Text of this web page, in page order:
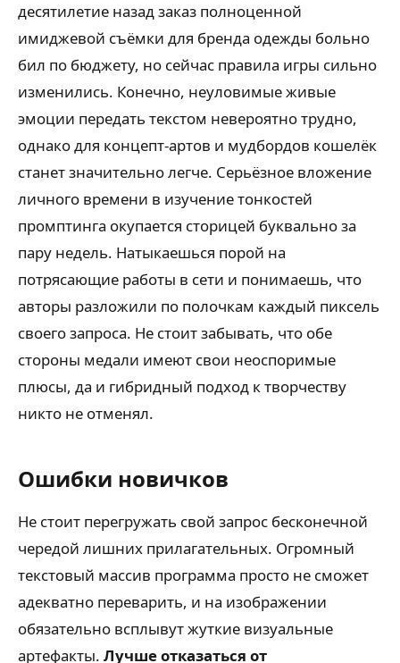
десятилетие назад заказ полноценной
имиджевой съёмки для бренда одежды больно
бил по бюджету, но сейчас правила игры сильно
изменились. Конечно, неуловимые живые
эмоции передать текстом невероятно трудно,
однако для концепт-артов и мудбордов кошелёк
станет значительно легче. Серьёзное вложение
личного времени в изучение тонкостей
промптинга окупается сторицей буквально за
пару недель. Натыкаешься порой на
потрясающие работы в сети и понимаешь, что
авторы разложили по полочкам каждый пиксель
своего запроса. Не стоит забывать, что обе
стороны медали имеют свои неоспоримые
плюсы, да и гибридный подход к творчеству
никто не отменял.
Ошибки новичков
Не стоит перегружать свой запрос бесконечной
чередой лишних прилагательных. Огромный
текстовый массив программа просто не сможет
адекватно переварить, и на изображении
обязательно всплывут жуткие визуальные
артефакты. Лучше отказаться от